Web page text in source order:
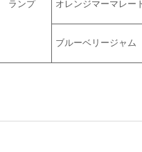
ランプ オレンジマーマレー
ブルーベリージャム